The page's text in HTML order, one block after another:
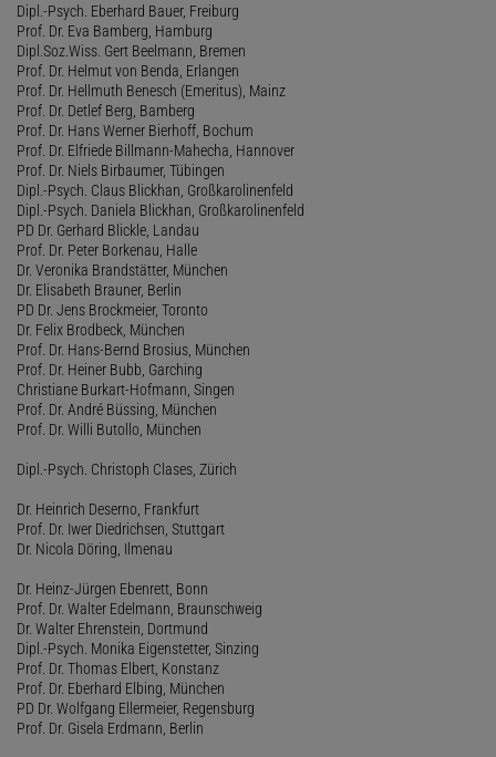
Dipl.-Psych. Eberhard Bauer, Freiburg
Prof. Dr. Eva Bamberg, Hamburg
Dipl.Soz.Wiss. Gert Beelmann, Bremen
Prof. Dr. Helmut von Benda, Erlangen
Prof. Dr. Hellmuth Benesch (Emeritus), Mainz
Prof. Dr. Detlef Berg, Bamberg
Prof. Dr. Hans Werner Bierhoff, Bochum
Prof. Dr. Elfriede Billmann-Mahecha, Hannover
Prof. Dr. Niels Birbaumer, Tübingen
Dipl.-Psych. Claus Blickhan, Großkarolinenfeld
Dipl.-Psych. Daniela Blickhan, Großkarolinenfeld
PD Dr. Gerhard Blickle, Landau
Prof. Dr. Peter Borkenau, Halle
Dr. Veronika Brandstätter, München
Dr. Elisabeth Brauner, Berlin
PD Dr. Jens Brockmeier, Toronto
Dr. Felix Brodbeck, München
Prof. Dr. Hans-Bernd Brosius, München
Prof. Dr. Heiner Bubb, Garching
Christiane Burkart-Hofmann, Singen
Prof. Dr. André Büssing, München
Prof. Dr. Willi Butollo, München
Dipl.-Psych. Christoph Clases, Zürich
Dr. Heinrich Deserno, Frankfurt
Prof. Dr. Iwer Diedrichsen, Stuttgart
Dr. Nicola Döring, Ilmenau
Dr. Heinz-Jürgen Ebenrett, Bonn
Prof. Dr. Walter Edelmann, Braunschweig
Dr. Walter Ehrenstein, Dortmund
Dipl.-Psych. Monika Eigenstetter, Sinzing
Prof. Dr. Thomas Elbert, Konstanz
Prof. Dr. Eberhard Elbing, München
PD Dr. Wolfgang Ellermeier, Regensburg
Prof. Dr. Gisela Erdmann, Berlin